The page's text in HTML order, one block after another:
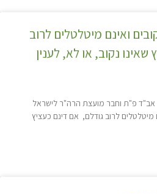
ואינם מיטלטלים לרוב
נקוב, או לא, לענין
פ"ת וחבר מועצת הרה"ר לישראל
מיטלטלים לרוב גודלם, אם דינם כעציץ